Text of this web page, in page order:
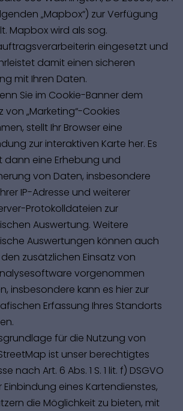
„Mapbox“) zur Verfügung
Mapbox wird als sog.
eingesetzt und
damit einen sicheren
mit Ihren Daten.
Sie im Cookie-Banner dem
von „Marketing“-Cookies
stellt Ihr Browser eine
zur interaktiven Karte her. Es
dann eine Erhebung und
von Daten, insbesondere
IP-Adresse und weiterer
Protokolldateien zur
Auswertung. Weitere
Auswertungen können auch
zusätzlichen Einsatz von
vorgenommen
insbesondere kann es hier zur
Erfassung Ihres Standorts
für die Nutzung von
ist unser berechtigtes
nach Art. 6 Abs. 1 S. 1 lit. f) DSGVO
Einbindung eines Kartendienstes,
die Möglichkeit zu bieten, mit